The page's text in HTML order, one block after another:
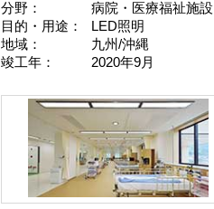
分野：
病院・医療福祉施設
目的・用途：
LED照明
地域：
九州/沖縄
竣工年：
2020年9月